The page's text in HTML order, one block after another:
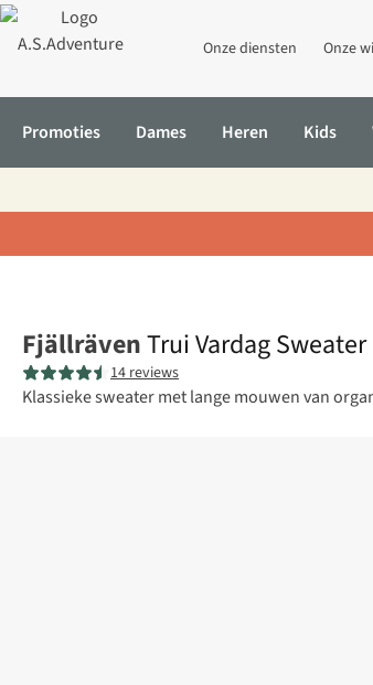
Onze diensten Onze
Promoties Dames Heren Kids
FjällrävenTrui Vardag Sweater
14 reviews
Klassieke sweater met lange mouwen van